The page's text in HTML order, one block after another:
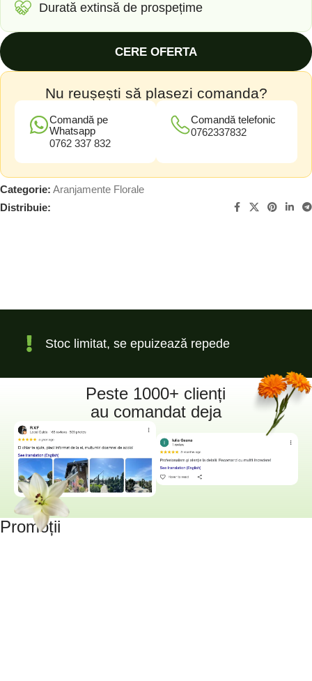
Durată extinsă de prospețime
CERE OFERTA
Nu reușești să plasezi comanda?
Comandă pe
Whatsapp
0762 337 832
Comandă telefonic
0762337832
Categorie: Aranjamente Florale
Distribuie:
Stoc limitat, se epuizează repede
Peste 1000+ clienți
au comandat deja
Promoții